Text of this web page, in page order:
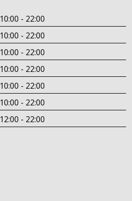
10:00 - 22:00
10:00 - 22:00
10:00 - 22:00
10:00 - 22:00
10:00 - 22:00
10:00 - 22:00
12:00 - 22:00